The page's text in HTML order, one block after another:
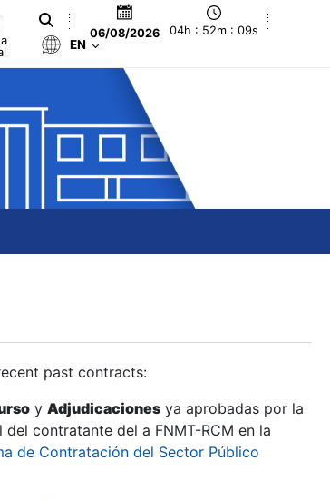
06/08/2026 04h : 52m : 10s
EN
past contracts:
y Adjudicaciones ya aprobadas por la
contratante del a FNMT-RCM en la
de Contratación del Sector Público